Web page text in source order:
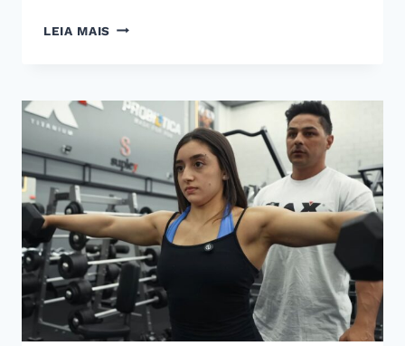
LEIA MAIS RAMON
NOVO
CAPÍTULO
RUMO
AO
MR.
OLYMPIA
COM
FABRÍCIO
PACHOLOK